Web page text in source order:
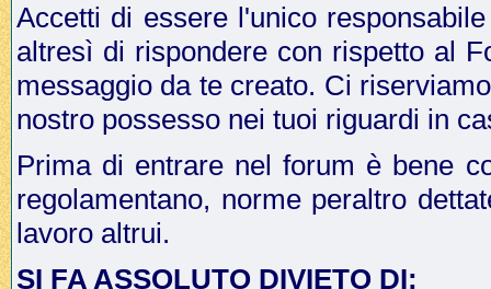
Accetti di essere l'unico
altresì di rispondere con rispetto al
messaggio da te creato. Ci
nostro possesso nei tuoi riguardi in
Prima di entrare nel forum è bene
regolamentano, norme peraltro
lavoro altrui.
SI FA ASSOLUTO DIVIETO DI: